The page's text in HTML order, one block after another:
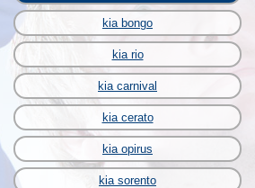
kia bongo
kia rio
kia carnival
kia cerato
kia opirus
kia sorento